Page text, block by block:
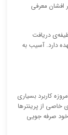
افشان معرفی
دریافت
دارد. آسیب به
کاربرد بسیاری
خاصی از پرینترها
خود صرفه جویی